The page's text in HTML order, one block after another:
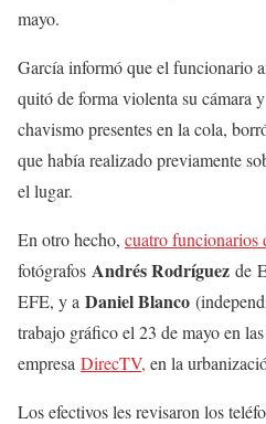
mayo.
García informó que el funcionario
quitó de forma violenta su cámara
chavismo presentes en la cola,
que había realizado previamente
el lugar.
En otro hecho, cuatro
fotógrafos Andrés Rodríguez de
EFE, y a Daniel Blanco
trabajo gráfico el 23 de mayo en
empresa DirecTV, en la
Los efectivos les revisaron los